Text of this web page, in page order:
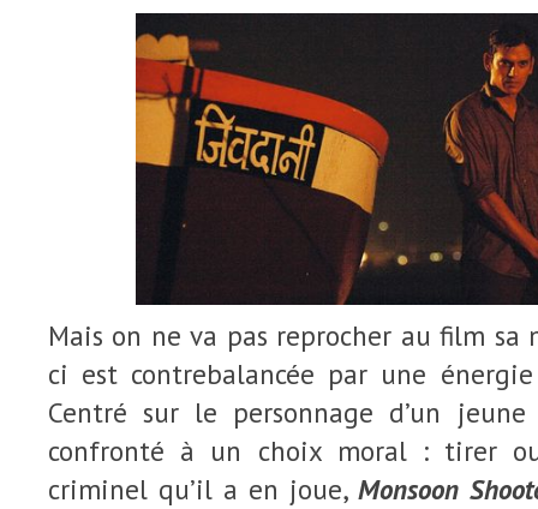
Mais on ne va pas reprocher au film sa
ci est contrebalancée par une
Centré sur le personnage d’un
confronté à un choix moral : tirer
criminel qu’il a en joue, Monsoon